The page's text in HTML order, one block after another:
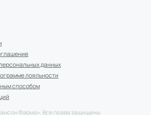
данных
лояльности
способом
Фарма». Все права защищены